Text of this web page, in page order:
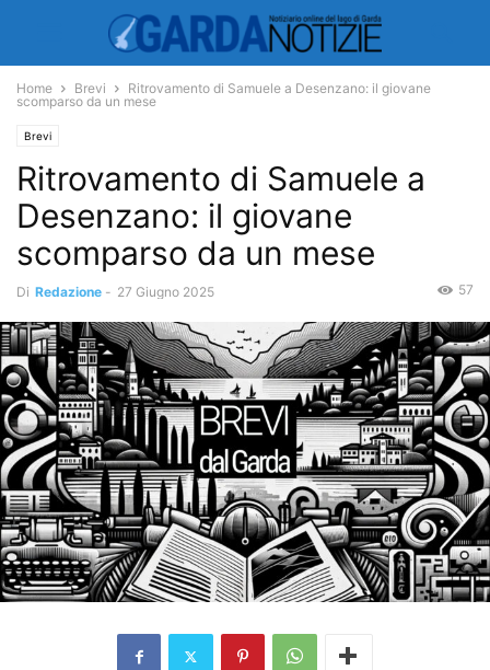
Home Brevi
Ritrovamento di Samuele a Desenzano: il giovane
scomparso da un mese
Brevi
Ritrovamento di Samuele a
Desenzano: il giovane
scomparso da un mese
Di Redazione - 27 Giugno 2025 57